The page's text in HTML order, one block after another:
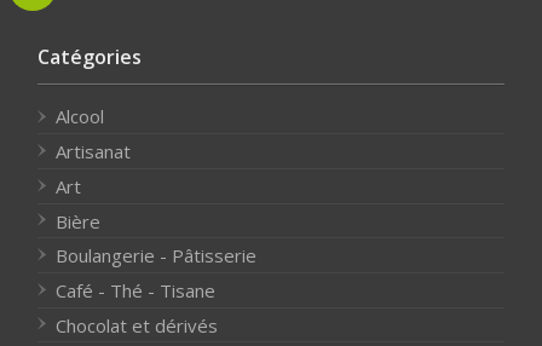
Catégories
Alcool
Artisanat
Art
Bière
Boulangerie - Pâtisserie
Café - Thé - Tisane
Chocolat et dérivés